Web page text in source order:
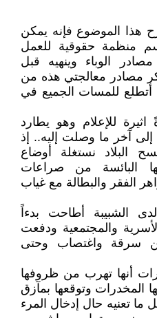
هذا الموضوع فإنه يمكن
منظمة حقوقية للعمل
الوباء وينهيه قبل
مصادر معالجتي هذه من
أتطلع للمسات الجميع في
للإعلام وهو يطارد
إلى آخر ما وصلت إليه.. إذ
البلاد نستغلة أوضاع
البائسة من صراعات
الفقر والبطالة مع غياب
الشبيبة أطاحت بدءاً
والمجتمعية ودفعت
من سرقة واغتصاب وحتى
أنها تهرب من ظروفها
المخدرات وتوقعها بمآزق
ما تعنيه حال إدخال المرء